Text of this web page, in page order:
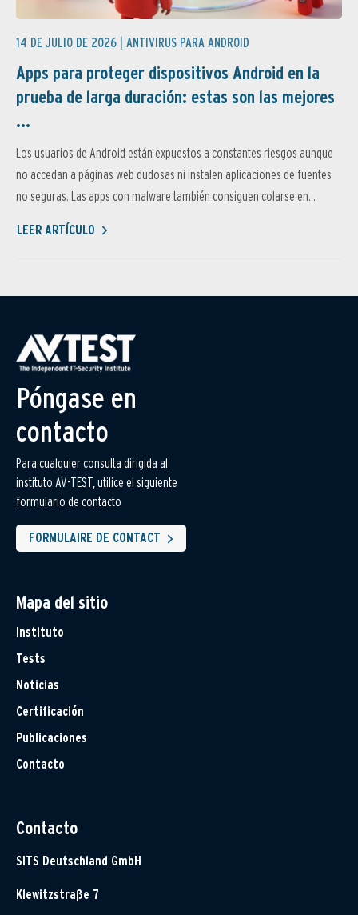
14 DE JULIO DE 2026 | ANTIVIRUS PARA ANDROID
Apps para proteger dispositivos Android en la
prueba de larga duración: estas son las mejores
...
Los usuarios de Android están expuestos a constantes riesgos aunque
no accedan a páginas web dudosas ni instalen aplicaciones de fuentes
no seguras. Las apps con malware también consiguen colarse en...
LEER ARTÍCULO
Póngase en
contacto
Para cualquier consulta dirigida al
instituto AV-TEST, utilice el siguiente
formulario de contacto
FORMULAIRE DE CONTACT
Mapa del sitio
Instituto
Tests
Noticias
Certificación
Publicaciones
Contacto
Contacto
SITS Deutschland GmbH
Klewitzstraße 7